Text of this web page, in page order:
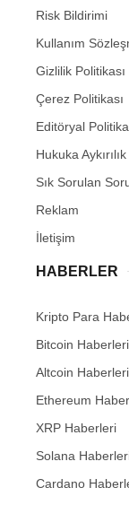
Risk Bildirimi
Kullanım
Gizlilik Politikası
Çerez Politikası
Editöryal Politika
Hukuka
Sık Sorulan
Reklam
İletişim
HABERLER
Kripto Para
Bitcoin Haberleri
Altcoin Haberleri
Ethereum
XRP Haberleri
Solana
Cardano